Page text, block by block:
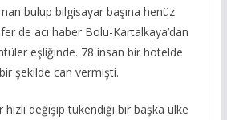
bulup bilgisayar başına henüz
de acı haber Bolu-Kartalkaya’dan
eşliğinde. 78 insan bir hotelde
bir şekilde can vermişti.
değişip tükendiği bir başka ülke